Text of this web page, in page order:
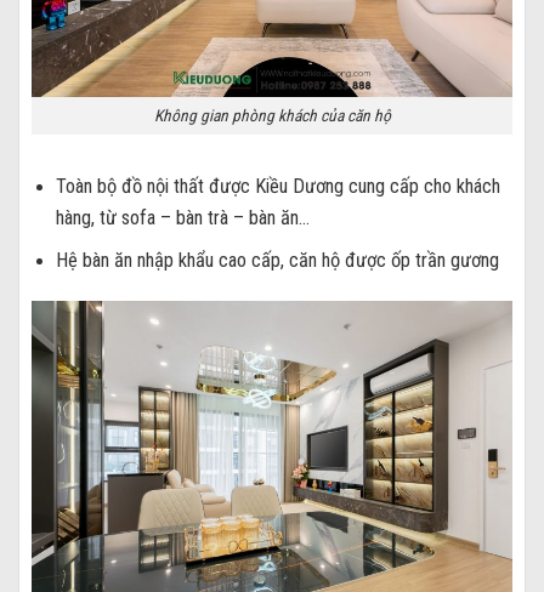
Không gian phòng khách của căn hộ
Toàn bộ đồ nội thất được Kiều Dương cung cấp cho khách
hàng, từ sofa – bàn trà – bàn ăn…
Hệ bàn ăn nhập khẩu cao cấp, căn hộ được ốp trần gương